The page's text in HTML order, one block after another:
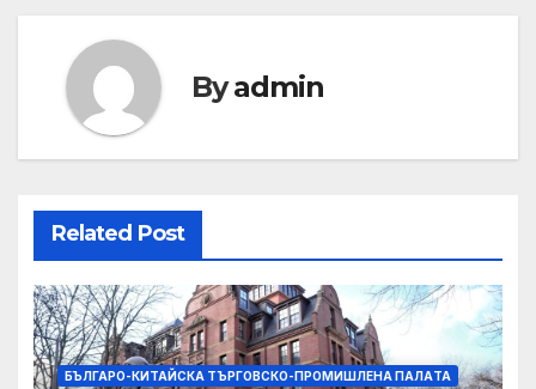
Byadmin
Related Post
БЪЛГАРО-КИТАЙСКА ТЪРГОВСКО-ПРОМИШЛЕНА ПАЛAТА